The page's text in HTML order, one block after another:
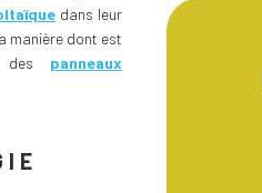
dans leur
manière dont est
des panneaux